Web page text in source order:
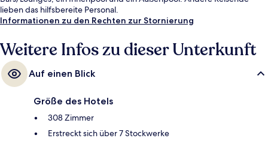
lieben das hilfsbereite Personal.
Informationen zu den Rechten zur Stornierung
Weitere Infos zu dieser Unterkunft
Auf einen Blick
Größe des Hotels
308 Zimmer
Erstreckt sich über 7 Stockwerke